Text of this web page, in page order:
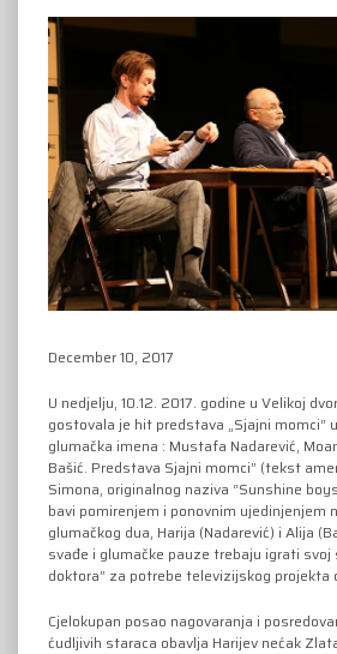
December 10, 2017
U nedjelju, 10.12. 2017. godine u Velikoj
gostovala je hit predstava „Sjajni momci“
glumačka imena : Mustafa Nadarević,
Bašić. Predstava Sjajni momci” (tekst
Simona, originalnog naziva “Sunshine
bavi pomirenjem i ponovnim ujedinjenjem
glumačkog dua, Harija (Nadarević) i Alija
svađe i glumačke pauze trebaju igrati svoj
doktora” za potrebe televizijskog projekta
Cjelokupan posao nagovaranja i
ćudljivih staraca obavlja Harijev nećak